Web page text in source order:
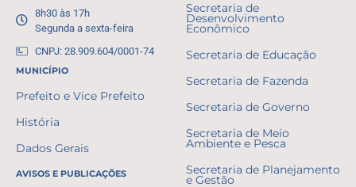
8h30 às 17h
Segunda a sexta-feira
CNPJ: 28.909.604/0001-74
MUNICÍPIO
Prefeito e Vice Prefeito
História
Dados Gerais
AVISOS E PUBLICAÇÕES
Secretaria de
Desenvolvimento
Econômico
Secretaria de Educação
Secretaria de Fazenda
Secretaria de Governo
Secretaria de Meio
Ambiente e Pesca
Secretaria de Planejamento
e Gestão